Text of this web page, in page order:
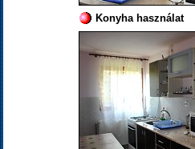
Konyha használat